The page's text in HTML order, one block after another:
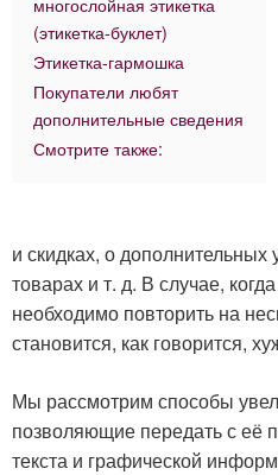
(этикетка-буклет)
Этикетка-гармошка
Покупатели любят
дополнительные сведения
Смотрите также:
и скидках, о дополнительных
товарах и т. д. В случае,
необходимо повторить на
становится, как говорится,
Мы рассмотрим способы
позволяющие передать с её
текста и графической